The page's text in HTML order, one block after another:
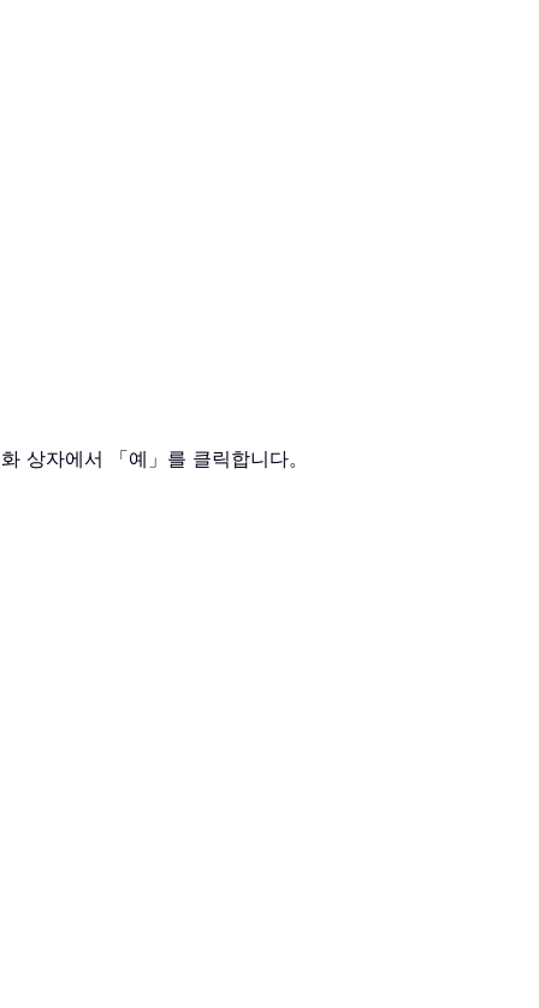
상자에서 「예」를 클릭합니다。